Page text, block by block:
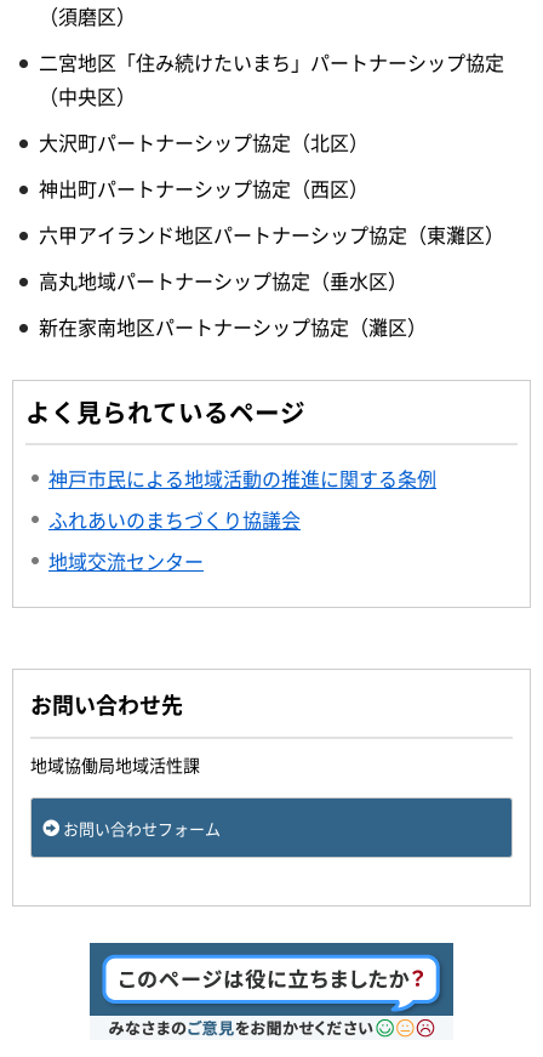
（須磨区）
二宮地区「住み続けたいまち」パートナーシップ協定
（中央区）
大沢町パートナーシップ協定（北区）
神出町パートナーシップ協定（西区）
六甲アイランド地区パートナーシップ協定（東灘区）
高丸地域パートナーシップ協定（垂水区）
新在家南地区パートナーシップ協定（灘区）
よく見られているページ
神戸市民による地域活動の推進に関する条例
ふれあいのまちづくり協議会
地域交流センター
お問い合わせ先
地域協働局地域活性課
お問い合わせフォーム